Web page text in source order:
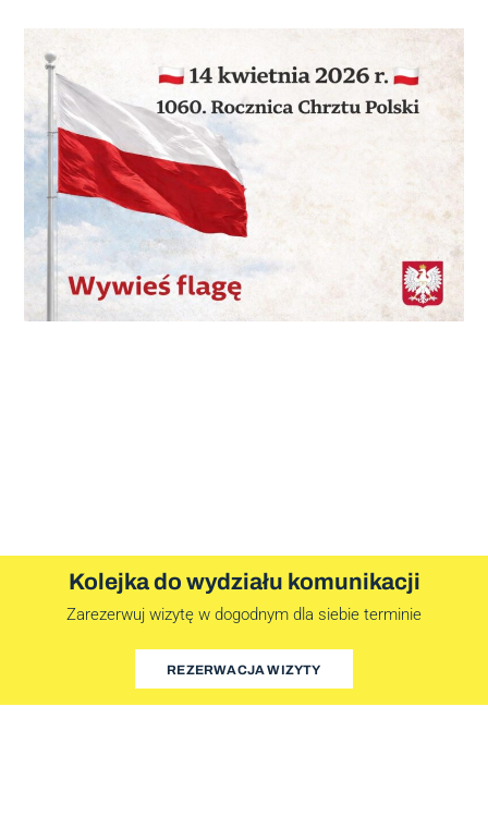
Kolejka do wydziału komunikacji
Zarezerwuj wizytę w dogodnym dla siebie terminie
REZERWACJA WIZYTY